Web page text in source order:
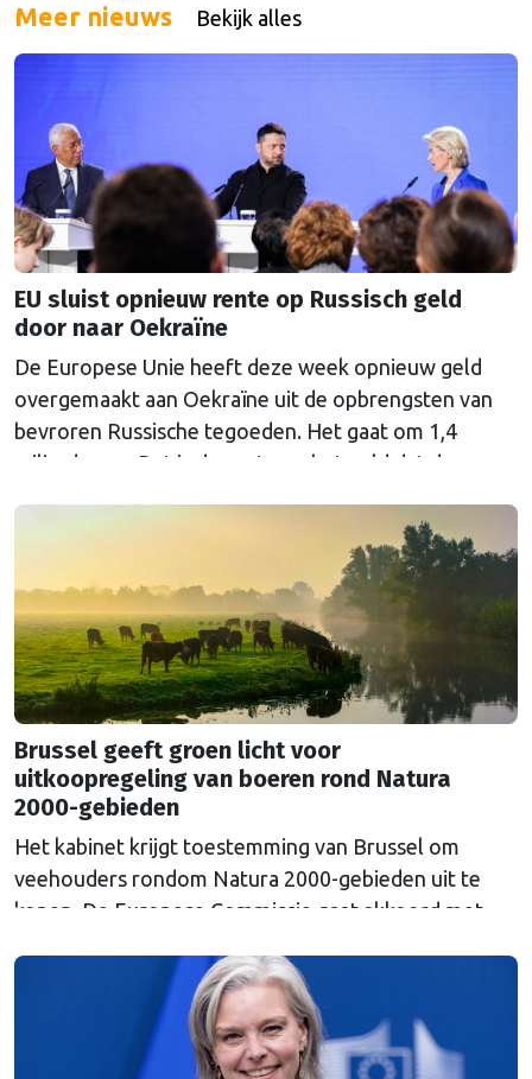
Meer nieuws Bekijk alles
EU sluist opnieuw rente op Russisch geld
door naar Oekraïne
De Europese Unie heeft deze week opnieuw geld
overgemaakt aan Oekraïne uit de opbrengsten van
bevroren Russische tegoeden. Het gaat om 1,4
miljard euro. Dat is de rente op het geld dat de
Euroclear parkeerde. De EU bevroor dat geld na de
Continued
Brussel geeft groen licht voor
uitkoopregeling van boeren rond Natura
2000-gebieden
Het kabinet krijgt toestemming van Brussel om
veehouders rondom Natura 2000-gebieden uit te
kopen. De Europese Commissie gaat akkoord met